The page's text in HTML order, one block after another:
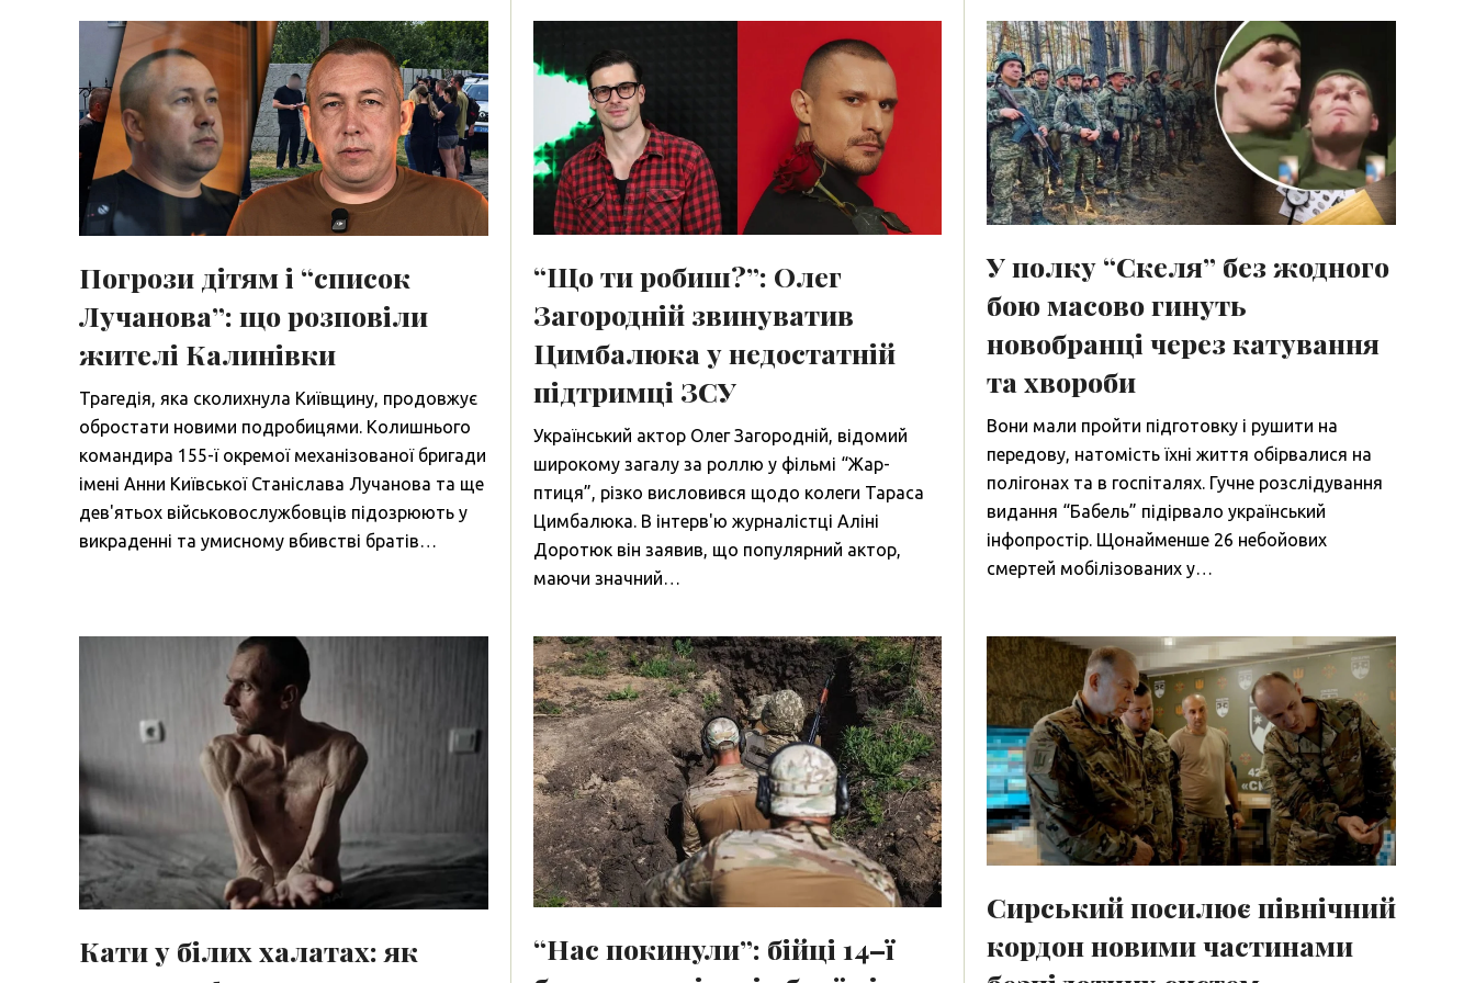
Погрози дітям і “список
Лучанова”: що розповіли
жителі Калинівки
Трагедія, яка сколихнула Київщину, продовжує
обростати новими подробицями. Колишнього
командира 155-ї окремої механізованої бригади
імені Анни Київської Станіслава Лучанова та ще
дев'ятьох військовослужбовців підозрюють у
викраденні та умисному вбивстві братів…
“Що ти робиш?”: Олег
Загородній звинуватив
Цимбалюка у недостатній
підтримці ЗСУ
Український актор Олег Загородній, відомий
широкому загалу за роллю у фільмі “Жар-
птиця”, різко висловився щодо колеги Тараса
Цимбалюка. В інтерв'ю журналістці Аліні
Доротюк він заявив, що популярний актор,
маючи значний…
У полку “Скеля” без жодного
бою масово гинуть
новобранці через катування
та хвороби
Вони мали пройти підготовку і рушити на
передову, натомість їхні життя обірвалися на
полігонах та в госпіталях. Гучне розслідування
видання “Бабель” підірвало український
інфопростір. Щонайменше 26 небойових
смертей мобілізованих у…
Кати у білих халатах: як
“Нас покинули”: бійці 14–ї
Сирський посилює північний
кордон новими частинами